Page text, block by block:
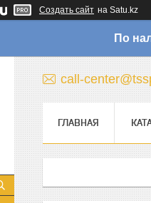
Создать сайт на Satu.kz
По
call-
ГЛАВНАЯ